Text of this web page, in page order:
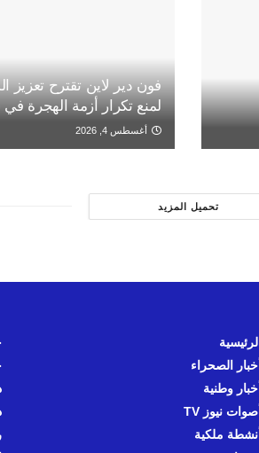
فون دير لاين تقترح تعزيز
لمنع تكرار أزمة الهجرة في
أغسطس 4, 2026
تحميل المزيد
الرئيسية
أخبار الصحراء
أخبار وطنية
أصوات نيوز TV
أنشطة ملكية